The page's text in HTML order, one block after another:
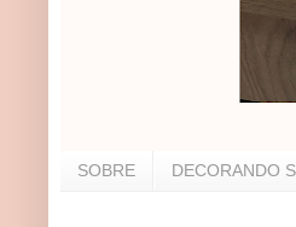
SOBRE DECORANDO